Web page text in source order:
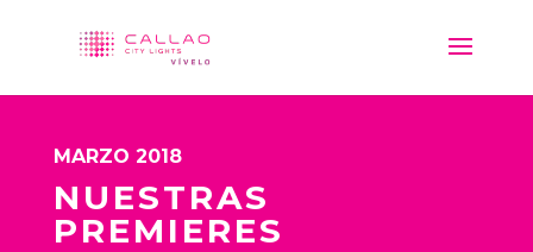
MARZO 2018
NUESTRAS
PREMIERES